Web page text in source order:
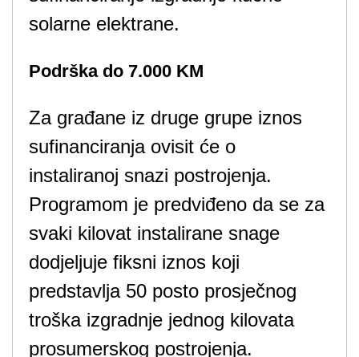
solarne elektrane.
Podrška do 7.000 KM
Za građane iz druge grupe iznos
sufinanciranja ovisit će o
instaliranoj snazi ​​postrojenja.
Programom je predviđeno da se za
svaki kilovat instalirane snage
dodjeljuje fiksni iznos koji
predstavlja 50 posto prosječnog
troška izgradnje jednog kilovata
prosumerskog postrojenja.